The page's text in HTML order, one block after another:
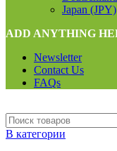
Japan (JPY)
ADD ANYTHING
Newsletter
Contact Us
FAQs
В категории